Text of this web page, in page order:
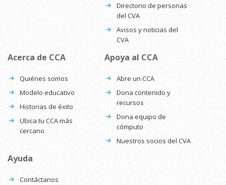
Directorio de personas
del CVA
Avisos y noticias del
CVA
Acerca de CCA
Quiénes somos
Modelo educativo
Historias de éxito
Ubica tu CCA más
cercano
Apoya al CCA
Abre un CCA
Dona contenido y
recursos
Dona equipo de
cómputo
Nuestros socios del CVA
Ayuda
Contáctanos